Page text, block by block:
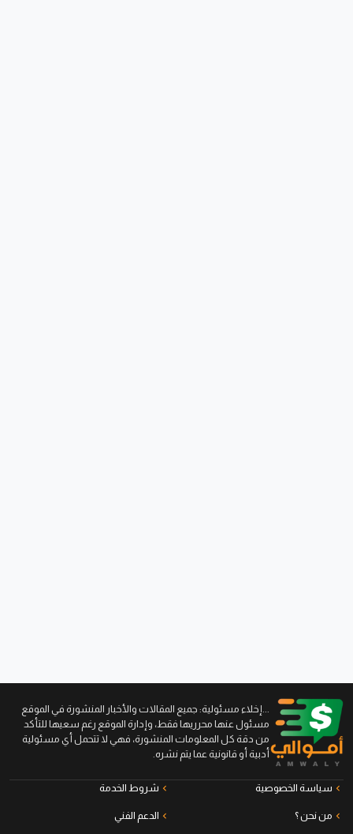
...إخلاء مسئولية: جميع المقالات والأخبار المنشورة في الموقع
مسئول عنها محرريها فقط، وإدارة الموقع رغم سعيها للتأكد
من دقة كل المعلومات المنشورة، فهي لا تتحمل أي مسئولية
أدبية أو قانونية عما يتم نشره.
سياسة الخصوصية شروط الخدمة
من نحن ؟ الدعم الفني